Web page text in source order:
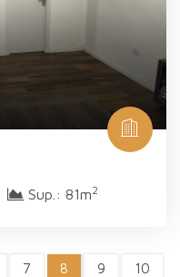
Sup.: 81m2
7 8 9 10